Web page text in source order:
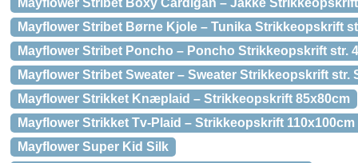
Mayflower Stribet Boxy Cardigan – Jakke
Mayflower Stribet Børne Kjole – Tunika Strikkeopskrift
Mayflower Stribet Poncho – Poncho Strikkeopskrift str.
Mayflower Stribet Sweater – Sweater Strikkeopskrift str.
Mayflower Strikket Knæplaid – Strikkeopskrift 85x80cm
Mayflower Strikket Tv-Plaid – Strikkeopskrift 110x100cm
Mayflower Super Kid Silk